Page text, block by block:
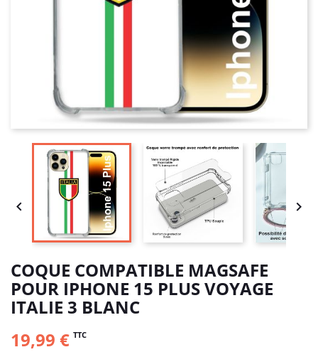
 
COQUE COMPATIBLE MAGSAFE
POUR IPHONE 15 PLUS VOYAGE
ITALIE 3 BLANC
19,99 € TTC